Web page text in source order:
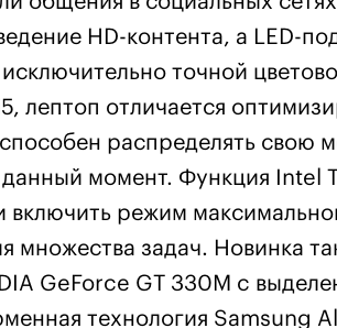
HD-контента, а LED-
точной
лептоп отличается
распределять свою
момент. Функция Intel
режим
множества задач. Новинка
GeForce GT 330M c
технология Samsung